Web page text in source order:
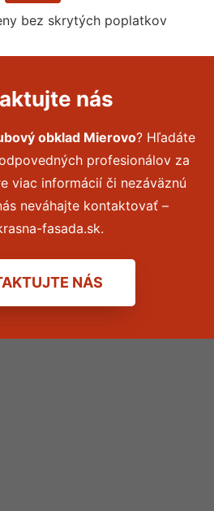
bez skrytých poplatkov
nás
obklad Mierovo? Hľadáte
profesionálov za
viac informácií či nezáväznú
neváhajte kontaktovať –
fasada.sk.
NÁS